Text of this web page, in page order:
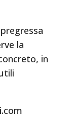
la
in